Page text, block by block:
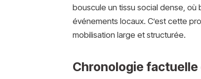
bouscule un tissu social dense,
événements locaux. C’est cette
mobilisation large et structurée.
Chronologie factuelle